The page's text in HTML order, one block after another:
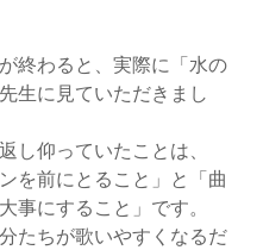
終わると、実際に「水の
生に見ていただきまし
し仰っていたことは、
を前にとること」と「曲
事にすること」です。
たちが歌いやすくなるだ